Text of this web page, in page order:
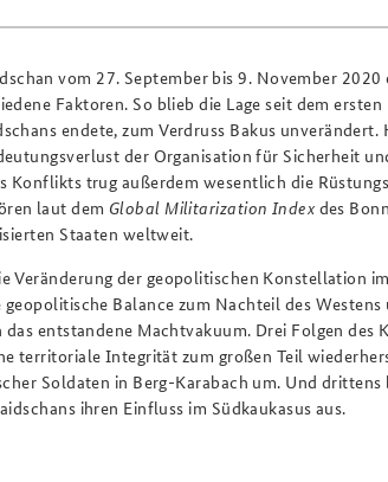
vom 27. September bis 9. November
Faktoren. So blieb die Lage seit dem ersten
endete, zum Verdruss Bakus unverändert.
der Organisation für Sicherheit
Konflikts trug außerdem wesentlich die
laut dem Global Militarization Index des
Staaten weltweit.
Veränderung der geopolitischen Konstellation im
Balance zum Nachteil des Westens
entstandene Machtvakuum. Drei Folgen des
territoriale Integrität zum großen Teil
Soldaten in Berg-Karabach um. Und drittens
ihren Einfluss im Südkaukasus aus.